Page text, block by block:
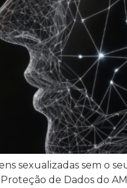
sexualizadas sem o
Proteção de Dados do